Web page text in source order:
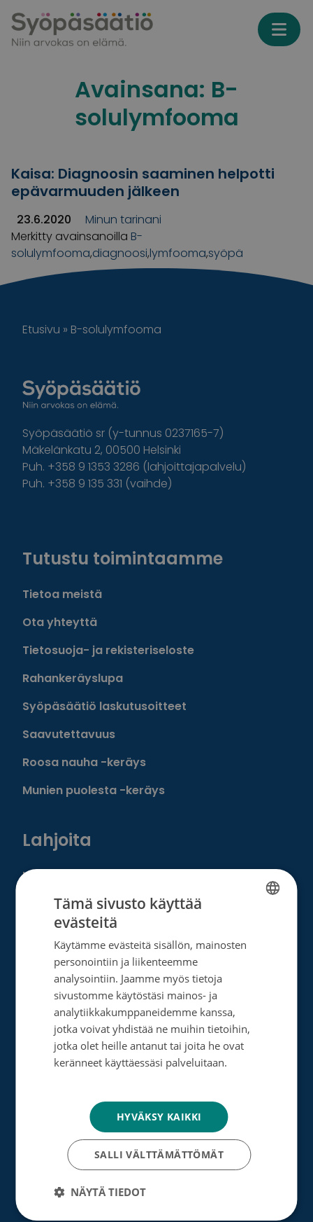
Avainsana: B-
solulymfooma
Kaisa: Diagnoosin saaminen helpotti
epävarmuuden jälkeen
23.6.2020
Minun tarinani
Merkitty avainsanoilla B-
solulymfooma,diagnoosi,lymfooma,syöpä
Etusivu » B-solulymfooma
Syöpäsäätiö sr (y-tunnus 0237165-7)
Mäkelänkatu 2, 00500 Helsinki
Puh. +358 9 1353 3286 (lahjoittajapalvelu)
Puh. +358 9 135 331 (vaihde)
Tutustu toimintaamme
Tietoa meistä
Ota yhteyttä
Tietosuoja- ja rekisteriseloste
Rahankeräyslupa
Syöpäsäätiö laskutusoitteet
Saavutettavuus
Roosa nauha -keräys
Munien puolesta -keräys
Lahjoita
Löydä oma tapasi auttaa
Liity kuukausilahjoittajaksi
Tee kertalahjoitus
Tee muistolahja
Perusta merkkipäiväkeräys
Perusta muistokeräys
Perusta oma keräyksesi
Perusta päivätyökeräys
Tutustu testamenttilahjoitukseen
Suurlahjoitus
Yrityksille
SWEDISH
Tämä sivusto käyttää
evästeitä
Käytämme evästeitä sisällön, mainosten
personointiin ja liikenteemme
analysointiin. Jaamme myös tietoja
sivustomme käytöstäsi mainos- ja
analytiikkakumppaneidemme kanssa,
jotka voivat yhdistää ne muihin tietoihin,
jotka olet heille antanut tai joita he ovat
keränneet käyttäessäsi palveluitaan.
HYVÄKSY KAIKKI
SALLI VÄLTTÄMÄTTÖMÄT
NÄYTÄ TIEDOT